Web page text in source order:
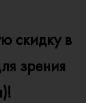
скидку в
зрения